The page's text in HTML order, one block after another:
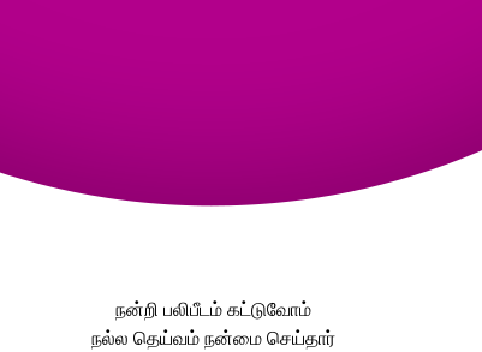
நன்றி பலிபீடம் கட்டுவோம்
நல்ல தெய்வம் நன்மை செய்தார்